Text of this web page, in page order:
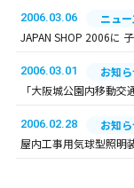
2006.03.06
ニュ
JAPAN SHOP 2006に
2006.03.01
お知
「大阪城公園内移動
2006.02.28
お知
屋内工事用気球型照明